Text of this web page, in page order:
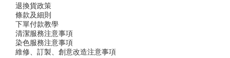
退換貨政策
條款及細則
下單付款教學
清潔服務注意事項
染色服務注意事項
維修、訂製、創意改造注意事項